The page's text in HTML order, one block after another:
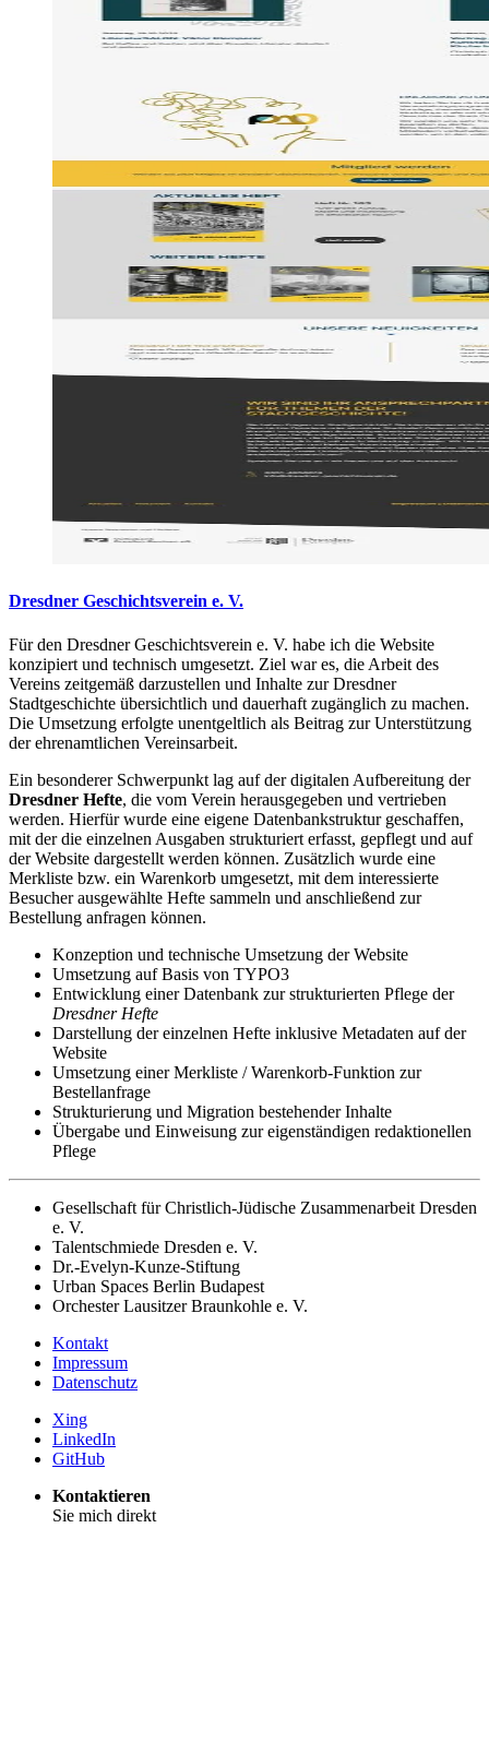
Dresdner Geschichtsverein e. V.
Für den Dresdner Geschichtsverein e. V. habe ich die Website
konzipiert und technisch umgesetzt. Ziel war es, die Arbeit des
Vereins zeitgemäß darzustellen und Inhalte zur Dresdner
Stadtgeschichte übersichtlich und dauerhaft zugänglich zu machen.
Die Umsetzung erfolgte unentgeltlich als Beitrag zur Unterstützung
der ehrenamtlichen Vereinsarbeit.
Ein besonderer Schwerpunkt lag auf der digitalen Aufbereitung der
Dresdner Hefte, die vom Verein herausgegeben und vertrieben
werden. Hierfür wurde eine eigene Datenbankstruktur geschaffen,
mit der die einzelnen Ausgaben strukturiert erfasst, gepflegt und auf
der Website dargestellt werden können. Zusätzlich wurde eine
Merkliste bzw. ein Warenkorb umgesetzt, mit dem interessierte
Besucher ausgewählte Hefte sammeln und anschließend zur
Bestellung anfragen können.
Konzeption und technische Umsetzung der Website
Umsetzung auf Basis von TYPO3
Entwicklung einer Datenbank zur strukturierten Pflege der
Dresdner Hefte
Darstellung der einzelnen Hefte inklusive Metadaten auf der
Website
Umsetzung einer Merkliste / Warenkorb-Funktion zur
Bestellanfrage
Strukturierung und Migration bestehender Inhalte
Übergabe und Einweisung zur eigenständigen redaktionellen
Pflege
Gesellschaft für Christlich-Jüdische Zusammenarbeit Dresden
e. V.
Talentschmiede Dresden e. V.
Dr.-Evelyn-Kunze-Stiftung
Urban Spaces Berlin Budapest
Orchester Lausitzer Braunkohle e. V.
Kontakt
Impressum
Datenschutz
Xing
LinkedIn
GitHub
Kontaktieren
Sie mich direkt